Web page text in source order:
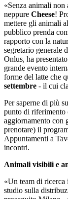
«Senza animali non
neppure Cheese!
mettere gli animali
pubblico prenda
rapporto con la
segretario generale
Onlus, ha
grande evento
forme del latte che
settembre - il cui
Per saperne di più
punto di riferimento
aggiornamento con
prenotare) il
Appuntamenti a
incontri.
Animali visibili e
«Un team di ricerca
studio sulla